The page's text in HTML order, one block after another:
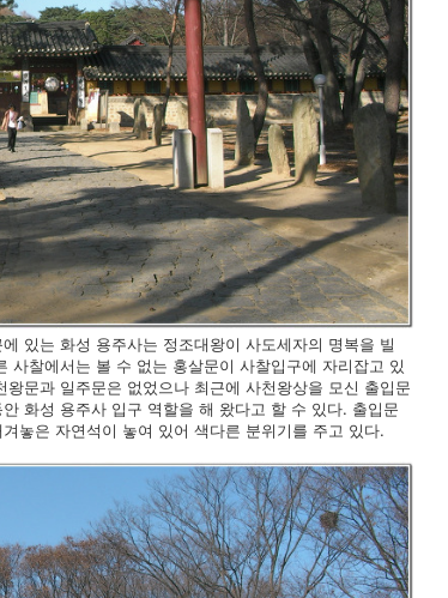
있는 화성 용주사는 정조대왕이 사도세자의 명복을 빌
사찰에서는 볼 수 없는 홍살문이 사찰입구에 자리잡고 있
문과 일주문은 없었으나 최근에 사천왕상을 모신 출입문
화성 용주사 입구 역할을 해 왔다고 할 수 있다. 출입문
놓은 자연석이 놓여 있어 색다른 분위기를 주고 있다.